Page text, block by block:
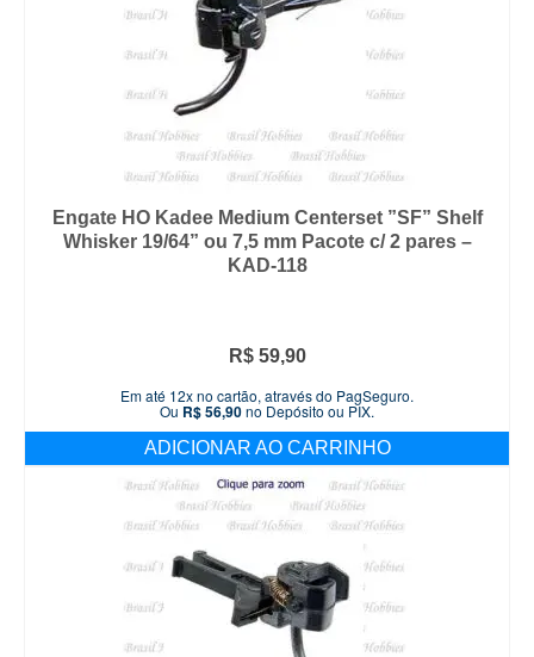
Engate HO Kadee Medium Centerset ”SF” Shelf
Whisker 19/64” ou 7,5 mm Pacote c/ 2 pares –
KAD-118
R$59,90
Em até 12x no cartão, através do PagSeguro.
Ou R$56,90no Depósito ou PIX.
ADICIONAR AO CARRINHO